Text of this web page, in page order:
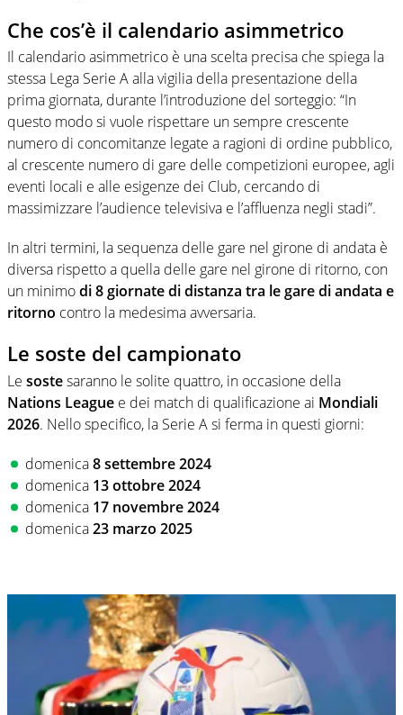
Che cos’è il calendario asimmetrico
Il calendario asimmetrico è una scelta precisa che spiega la
stessa Lega Serie A alla vigilia della presentazione della
prima giornata, durante l’introduzione del sorteggio: “In
questo modo si vuole rispettare un sempre crescente
numero di concomitanze legate a ragioni di ordine pubblico,
al crescente numero di gare delle competizioni europee, agli
eventi locali e alle esigenze dei Club, cercando di
massimizzare l’audience televisiva e l’affluenza negli stadi”.
In altri termini, la sequenza delle gare nel girone di andata è
diversa rispetto a quella delle gare nel girone di ritorno, con
un minimodi 8 giornate di distanza tra le gare di andata e
ritorno contro la medesima avversaria.
Le soste del campionato
Le sostesaranno le solite quattro, in occasione della
Nations League e dei match di qualificazione ai Mondiali
2026. Nello specifico, la Serie A si ferma in questi giorni:
domenica8 settembre 2024
domenica 13 ottobre 2024
domenica 17 novembre 2024
domenica23 marzo 2025